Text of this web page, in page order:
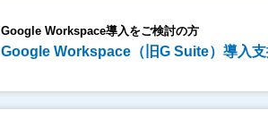
Google Workspace導入をご検討の方
Google Workspace（旧G Suite）導入